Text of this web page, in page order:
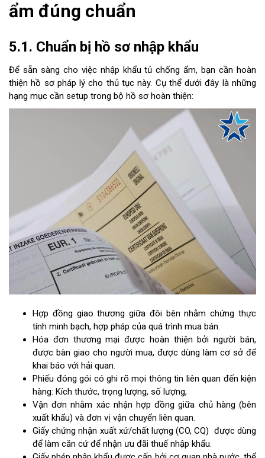
ẩm đúng chuẩn
5.1. Chuẩn bị hồ sơ nhập khẩu
Để sẵn sàng cho việc nhập khẩu tủ chống ẩm, bạn cần hoàn
thiện hồ sơ pháp lý cho thủ tục này. Cụ thể dưới đây là những
hạng mục cần setup trong bộ hồ sơ hoàn thiện:
Hợp đồng giao thương giữa đôi bên nhằm chứng thực
tính minh bạch, hợp pháp của quá trình mua bán.
Hóa đơn thương mại được hoàn thiện bởi người bán,
được bàn giao cho người mua, được dùng làm cơ sở để
khai báo với hải quan.
Phiếu đóng gói có ghi rõ mọi thông tin liên quan đến kiện
hàng: Kích thước, trọng lượng, số lượng,
Vận đơn nhằm xác nhận hợp đồng giữa chủ hàng (bên
xuất khẩu) và đơn vị vận chuyển liên quan.
Giấy chứng nhận xuất xứ/chất lượng (CO, CQ) được dùng
để làm căn cứ để nhận ưu đãi thuế nhập khẩu.